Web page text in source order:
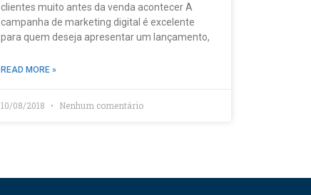
clientes muito antes da venda acontecer A
campanha de marketing digital é excelente
para quem deseja apresentar um lançamento,
READ MORE »
10/08/2018 Nenhum comentário